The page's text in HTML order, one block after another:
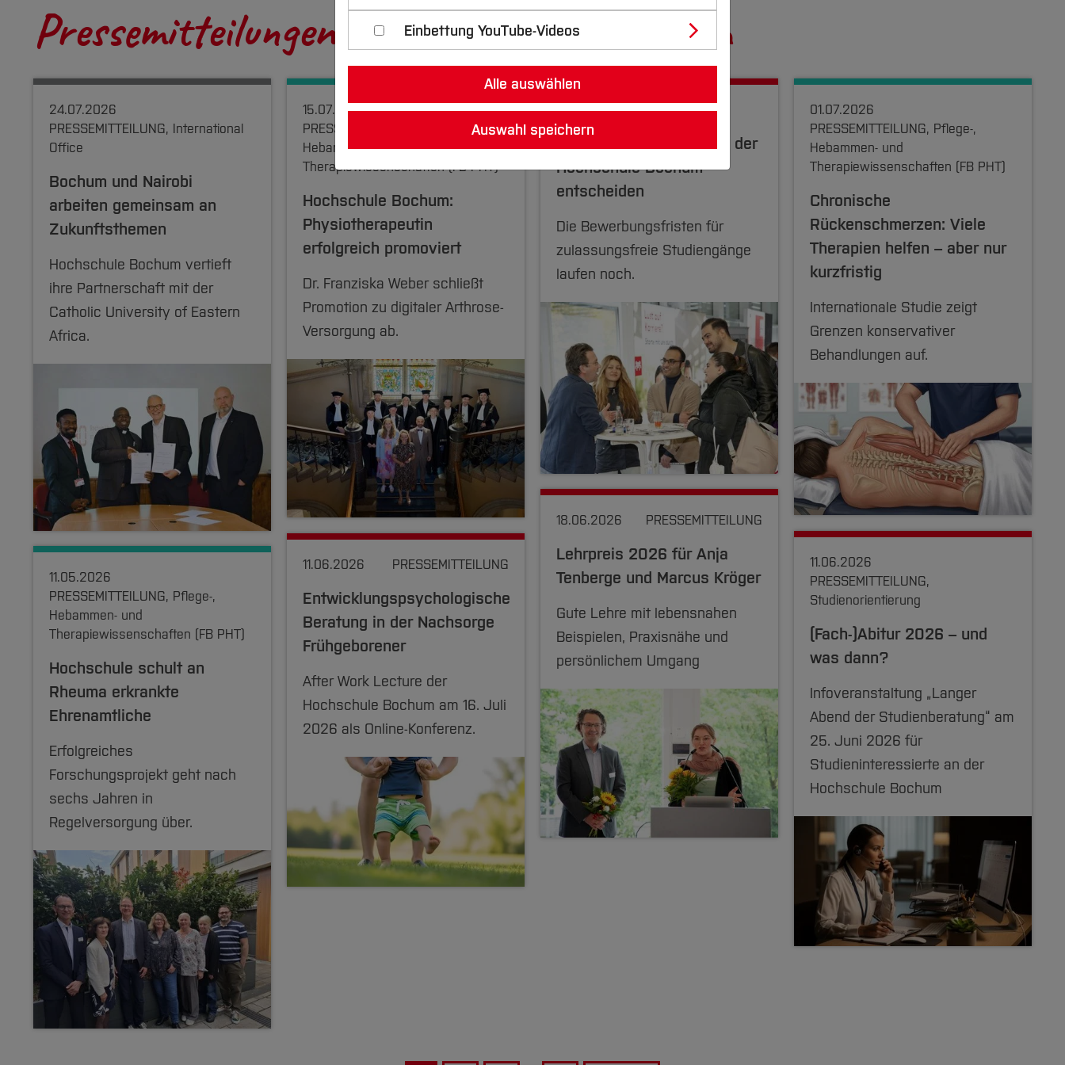
Pressemitteilungen der Hochschule Bochum
24.07.2026
PRESSEMITTEILUNG, International
Office
Bochum und Nairobi
arbeiten gemeinsam an
Zukunftsthemen
Hochschule Bochum vertieft
ihre Partnerschaft mit der
Catholic University of Eastern
Africa.
15.07.2026
PRESSEMITTEILUNG, Pflege-,
Hebammen- und
Therapiewissenschaften (FB PHT)
Hochschule Bochum:
Physiotherapeutin
erfolgreich promoviert
Dr. Franziska Weber schließt
Promotion zu digitaler Arthrose-
Versorgung ab.
08.07.2026
Jetzt für ein Studium an der
Hochschule Bochum
entscheiden
Die Bewerbungsfristen für
zulassungsfreie Studiengänge
laufen noch.
01.07.2026
PRESSEMITTEILUNG, Pflege-,
Hebammen- und
Therapiewissenschaften (FB PHT)
Chronische
Rückenschmerzen: Viele
Therapien helfen – aber nur
kurzfristig
Internationale Studie zeigt
Grenzen konservativer
Behandlungen auf.
18.06.2026 PRESSEMITTEILUNG
Lehrpreis 2026 für Anja
Tenberge und Marcus Kröger
Gute Lehre mit lebensnahen
Beispielen, Praxisnähe und
persönlichem Umgang
11.06.2026
PRESSEMITTEILUNG,
Studienorientierung
(Fach-)Abitur 2026 – und
was dann?
Infoveranstaltung „Langer
Abend der Studienberatung“ am
25. Juni 2026 für
Studieninteressierte an der
Hochschule Bochum
11.06.2026 PRESSEMITTEILUNG
Entwicklungspsychologische
Beratung in der Nachsorge
Frühgeborener
After Work Lecture der
Hochschule Bochum am 16. Juli
2026 als Online-Konferenz.
11.05.2026
PRESSEMITTEILUNG, Pflege-,
Hebammen- und
Therapiewissenschaften (FB PHT)
Hochschule schult an
Rheuma erkrankte
Ehrenamtliche
Erfolgreiches
Forschungsprojekt geht nach
sechs Jahren in
Regelversorgung über.
Einbettung YouTube-Videos
Alle auswählen
Auswahl speichern